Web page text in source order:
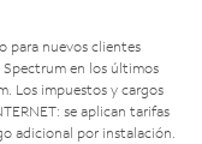
para nuevos clientes
Spectrum en los últimos
Los impuestos y cargos
se aplican tarifas
adicional por instalación.